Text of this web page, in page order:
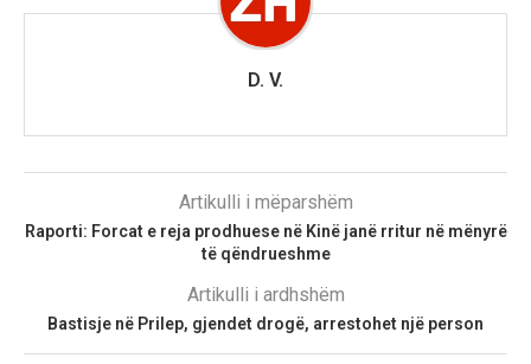
D. V.
Artikulli i mëparshëm
Raporti: Forcat e reja prodhuese në Kinë janë rritur në mënyrë
të qëndrueshme
Artikulli i ardhshëm
Bastisje në Prilep, gjendet drogë, arrestohet një person